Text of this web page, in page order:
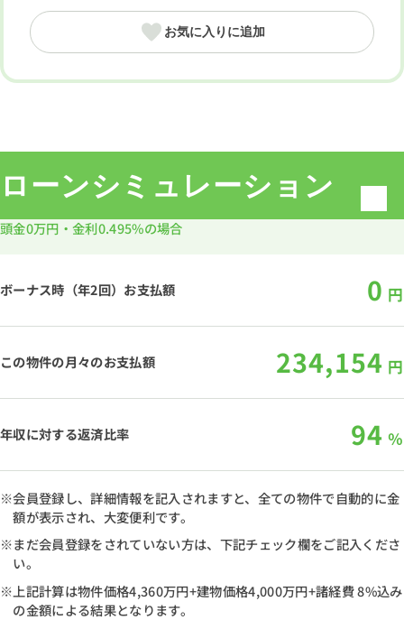
お気に入りに追加
ローンシミュレーション
頭金0万円 ・金利0.495%の場合
ボーナス時（年2回）お支払額 0 円
この物件の月々のお支払額 234,154 円
年収に対する返済比率 94 ％
※会員登録し、詳細情報を記入されますと、全ての物件で自動的に金
額が表示され、大変便利です。
※まだ会員登録をされていない方は、下記チェック欄をご記入くださ
い。
※上記計算は物件価格4,360万円+建物価格4,000万円+諸経費 8%込み
の金額による結果となります。